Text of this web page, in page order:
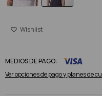
MEDIOS DE PAGO:
Ver opciones de pago y planes de